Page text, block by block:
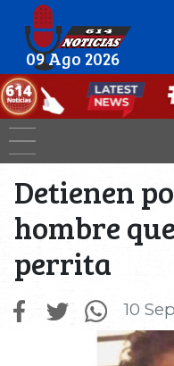
09 Ago 2026
Detienen
hombre
perrita
10